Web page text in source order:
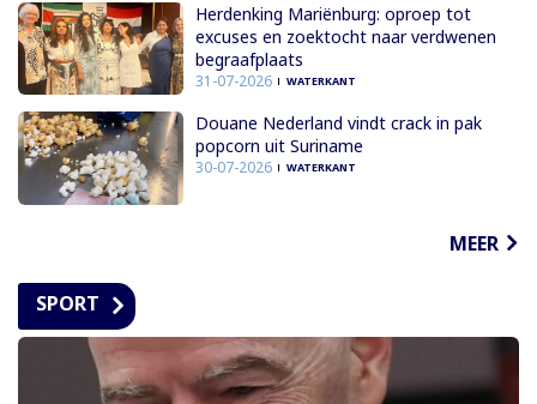
Herdenking Mariënburg: oproep tot
excuses en zoektocht naar verdwenen
begraafplaats
31-07-2026 WATERKANT
Douane Nederland vindt crack in pak
popcorn uit Suriname
30-07-2026 WATERKANT
MEER
SPORT